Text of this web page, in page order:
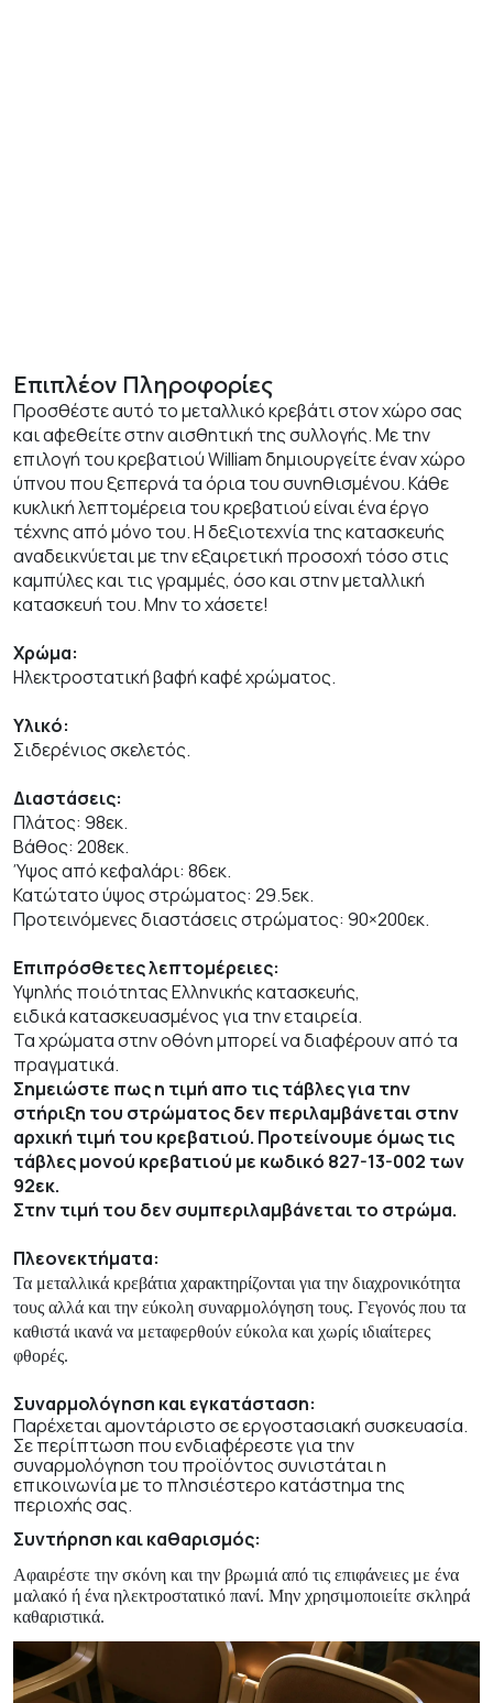
Επιπλέον Πληροφορίες
Προσθέστε αυτό το μεταλλικό κρεβάτι στον χώρο σας
και αφεθείτε στην αισθητική της συλλογής. Με την
επιλογή του κρεβατιού William δημιουργείτε έναν χώρο
ύπνου που ξεπερνά τα όρια του συνηθισμένου. Κάθε
κυκλική λεπτομέρεια του κρεβατιού είναι ένα έργο
τέχνης από μόνο του. Η δεξιοτεχνία της κατασκευής
αναδεικνύεται με την εξαιρετική προσοχή τόσο στις
καμπύλες και τις γραμμές, όσο και στην μεταλλική
κατασκευή του. Μην το χάσετε!
Χρώμα:
Ηλεκτροστατική βαφή καφέ χρώματος.
Υλικό:
Σιδερένιος σκελετός.
Διαστάσεις:
Πλάτος: 98εκ.
Βάθος: 208εκ.
Ύψος από κεφαλάρι: 86εκ.
Κατώτατο ύψος στρώματος: 29.5εκ.
Προτεινόμενες διαστάσεις στρώματος: 90×200εκ.
Επιπρόσθετες λεπτομέρειες:
Υψηλής ποιότητας Ελληνικής κατασκευής,
ειδικά κατασκευασμένος για την εταιρεία.
Τα χρώματα στην οθόνη μπορεί να διαφέρουν από τα
πραγματικά.
Σημειώστε πως η τιμή απο τις τάβλες για την
στήριξη του στρώματος δεν περιλαμβάνεται στην
αρχική τιμή του κρεβατιού. Προτείνουμε όμως τις
τάβλες μονού κρεβατιού με κωδικό 827-13-002 των
92εκ.
Στην τιμή του δεν συμπεριλαμβάνεται το στρώμα.
Πλεονεκτήματα:
Τα μεταλλικά κρεβάτια χαρακτηρίζονται για την διαχρονικότητα
τους αλλά και την εύκολη συναρμολόγηση τους. Γεγονός που τα
καθιστά ικανά να μεταφερθούν εύκολα και χωρίς ιδιαίτερες
φθορές.
Συναρμολόγηση και εγκατάσταση:
Παρέχεται αμοντάριστο σε εργοστασιακή συσκευασία.
Σε περίπτωση που ενδιαφέρεστε για την
συναρμολόγηση του προϊόντος συνιστάται η
επικοινωνία με το πλησιέστερο κατάστημα της
περιοχής σας.
Συντήρηση και καθαρισμός:
Αφαιρέστε την σκόνη και την βρωμιά από τις επιφάνειες με ένα
μαλακό ή ένα ηλεκτροστατικό πανί. Μην χρησιμοποιείτε σκληρά
καθαριστικά.